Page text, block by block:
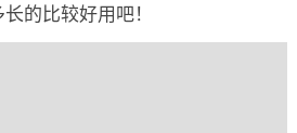
的比较好用吧！